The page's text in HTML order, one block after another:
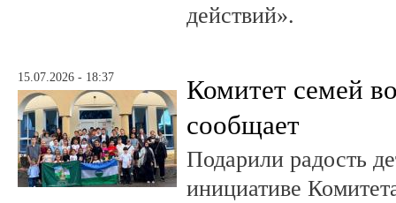
действий».
15.07.2026 - 18:37
Комитет семей
сообщает
Подарили радость
инициативе